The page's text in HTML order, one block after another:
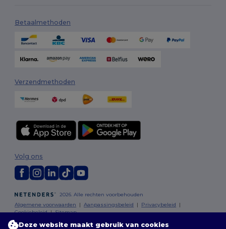
Betaalmethoden
Verzendmethoden
2026. Alle rechten voorbehouden
Algemene voorwaarden |Aanpassingsbeleid | Privacybeleid |
Cookiebeleid|Sitemap
Volg ons
Deze website maakt gebruik van cookies